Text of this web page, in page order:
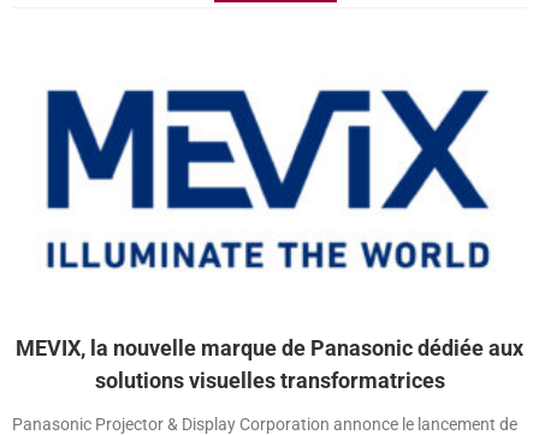
MEVIX, la nouvelle marque de Panasonic dédiée aux
solutions visuelles transformatrices
Panasonic Projector & Display Corporation annonce le lancement de